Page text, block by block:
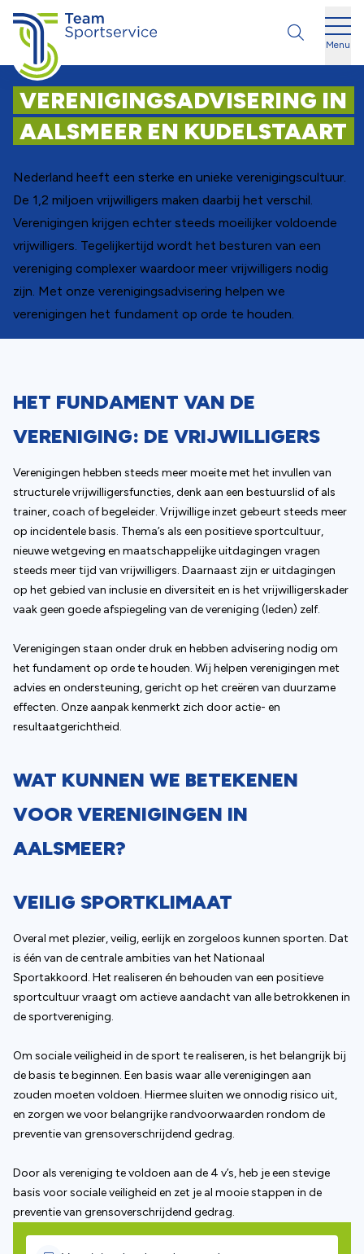
Ga naar de inhoud
Menu
VERENIGINGSADVISERING IN
AALSMEER EN KUDELSTAART
Nederland heeft een sterke en unieke verenigingscultuur.
De 1,2 miljoen vrijwilligers maken daarbij het verschil.
Verenigingen krijgen echter steeds moeilijker voldoende
vrijwilligers. Tegelijkertijd wordt het besturen van een
vereniging complexer waardoor meer vrijwilligers nodig
zijn. Met onze verenigingsadvisering helpen we
verenigingen het fundament op orde te houden.
HET FUNDAMENT VAN DE
VERENIGING: DE VRIJWILLIGERS
Verenigingen hebben steeds meer moeite met het invullen van
structurele vrijwilligersfuncties, denk aan een bestuurslid of als
trainer, coach of begeleider. Vrijwillige inzet gebeurt steeds meer
op incidentele basis. Thema’s als een positieve sportcultuur,
nieuwe wetgeving en maatschappelijke uitdagingen vragen
steeds meer tijd van vrijwilligers. Daarnaast zijn er uitdagingen
op het gebied van inclusie en diversiteit en is het vrijwilligerskader
vaak geen goede afspiegeling van de vereniging (leden) zelf.
Verenigingen staan onder druk en hebben advisering nodig om
het fundament op orde te houden. Wij helpen verenigingen met
advies en ondersteuning, gericht op het creëren van duurzame
effecten. Onze aanpak kenmerkt zich door actie- en
resultaatgerichtheid.
WAT KUNNEN WE BETEKENEN
VOOR VERENIGINGEN IN
AALSMEER?
VEILIG SPORTKLIMAAT
Overal met plezier, veilig, eerlijk en zorgeloos kunnen sporten. Dat
is één van de centrale ambities van het Nationaal
Sportakkoord. Het realiseren én behouden van een positieve
sportcultuur vraagt om actieve aandacht van alle betrokkenen in
de sportvereniging.
Om sociale veiligheid in de sport te realiseren, is het belangrijk bij
de basis te beginnen. Een basis waar alle verenigingen aan
zouden moeten voldoen. Hiermee sluiten we onnodig risico uit,
en zorgen we voor belangrijke randvoorwaarden rondom de
preventie van grensoverschrijdend gedrag.
Door als vereniging te voldoen aan de 4 v’s, heb je een stevige
basis voor sociale veiligheid en zet je al mooie stappen in de
preventie van grensoverschrijdend gedrag.